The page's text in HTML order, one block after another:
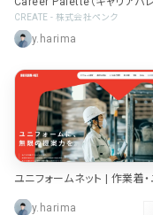
神戸女子大学・神戸女子短
CREATE - 株式会社ペンク
y.harima
ユニフォームネット | 作業着・
y.harima